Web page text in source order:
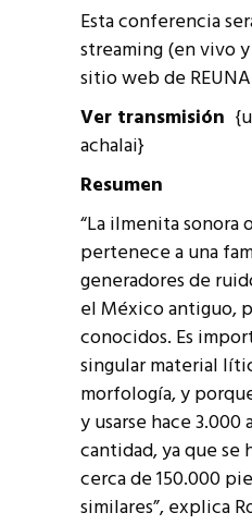
Esta conferencia
streaming (en vivo
sitio web de REUNA
Ver transmisión
achalai}
Resumen
“La ilmenita sonora
pertenece a una
generadores de
el México antiguo,
conocidos. Es
singular material
morfología, y
y usarse hace 3.000
cantidad, ya que se
cerca de 150.000
similares”, explica